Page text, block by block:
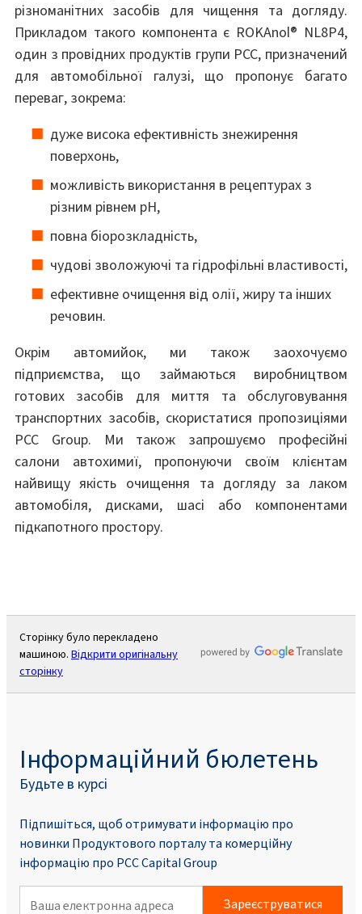
різноманітних засобів для чищення та догляду.
Прикладом такого компонента є ROKAnol® NL8P4,
один з провідних продуктів групи PCC, призначений
для автомобільної галузі, що пропонує багато
переваг, зокрема:
дуже висока ефективність знежирення
поверхонь,
можливість використання в рецептурах з
різним рівнем pH,
повна біорозкладність,
чудові зволожуючі та гідрофільні властивості,
ефективне очищення від олії, жиру та інших
речовин.
Окрім автомийок, ми також заохочуємо
підприємства, що займаються виробництвом
готових засобів для миття та обслуговування
транспортних засобів, скористатися пропозиціями
PCC Group. Ми також запрошуємо професійні
салони автохимиї, пропонуючи своїм клієнтам
найвищу якість очищення та догляду за лаком
автомобіля, дисками, шасі або компонентами
підкапотного простору.
Сторінку було перекладено
машиною. Відкрити оригінальну
сторінку
Інформаційний бюлетень
Будьте в курсі
Підпишіться, щоб отримувати інформацію про
новинки Продуктового порталу та комерційну
інформацію про PCC Capital Group
Зареєструватися